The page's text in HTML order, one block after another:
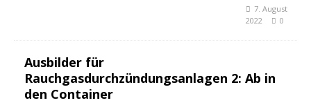
7. August
2022
0
Ausbilder für
Rauchgasdurchzündungsanlagen 2: Ab in
den Container